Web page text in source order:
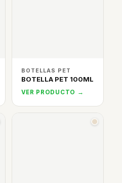
BOTELLAS PET
BOTELLA PET 100ML
VER PRODUCTO →